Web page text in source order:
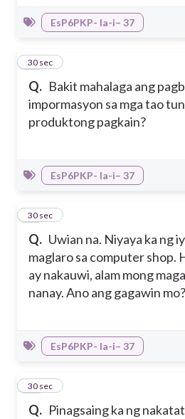
EsP6PKP- Ia-i– 37
Q. Bakit mahalaga ang
impormasyon sa mga tao
produktong pagkain?
29
30 sec
EsP6PKP- Ia-i– 37
Q. Uwian na. Niyaya ka ng
maglaro sa computer shop.
ay nakauwi, alam mong
nanay. Ano ang gagawin mo?
30
30 sec
EsP6PKP- Ia-i– 37
Q. Pinagsaing ka ng
31
30 sec